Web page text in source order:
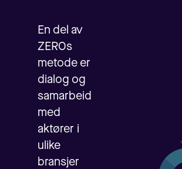
En del av
ZEROs
metode er
dialog og
samarbeid
med
aktører i
ulike
bransjer